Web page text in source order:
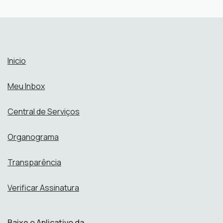
Inicio
Meu Inbox
Central de Serviços
Organograma
Transparência
Verificar Assinatura